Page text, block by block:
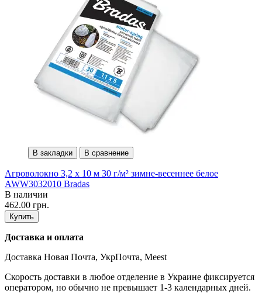
В закладки В сравнение
Агроволокно 3,2 х 10 м 30 г/м² зимне-весеннее белое
AWW3032010 Bradas
В наличии
462.00 грн.
Купить
Доставка и оплата
Доставка Новая Почта, УкрПочта, Meest
Скорость доставки в любое отделение в Украине фиксируется
оператором, но обычно не превышает 1-3 календарных дней.